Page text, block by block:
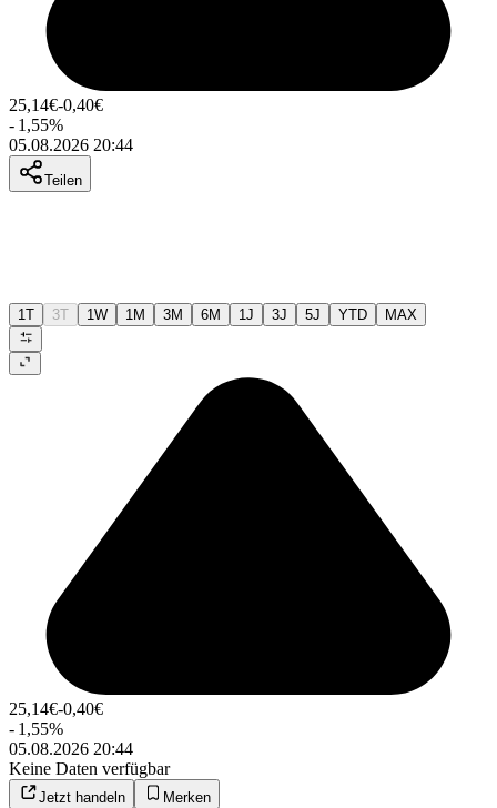
25,14€-0,40€
- 1,55%
05.08.2026 20:44
Teilen
1T 3T 1W 1M 3M 6M 1J 3J 5J YTD MAX
25,14€-0,40€
- 1,55%
05.08.2026 20:44
Keine Daten verfügbar
Jetzt handeln Merken